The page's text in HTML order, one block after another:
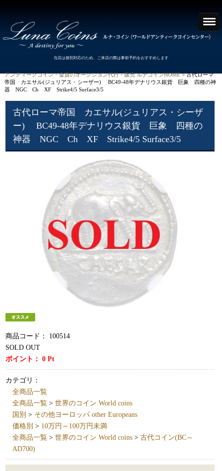
当店は個別対応のため、ご来店の際は事前予約をおすすめします
アンティークコイン・金貨のオークション代行・販売 ルナコインHOME> 古代ローマ
帝国 カエサル(ジュリアス・シーザー) BC49-48年デナリウス銀貨 巨象 四種の神
器 NGC Ch XF Strike4/5 Surface3/5
古代ローマ帝国 カエサル(ジュリアス・シーザ
ー) BC49-48年デナリウス銀貨 巨象 四種の
神器 NGC Ch XF Strike4/5 Surface3/5
商品コード：
100514
SOLD OUT
ポイント：0 Pt
カテゴリ：
全商品一覧
全商品一覧 >世界のコイン World coins
国別 > その他ヨーロッパ other Europeans
価格別 > 10万円～100万円未満
全商品一覧 >世界のコイン World coins >古代コイン(BC～
AD700)